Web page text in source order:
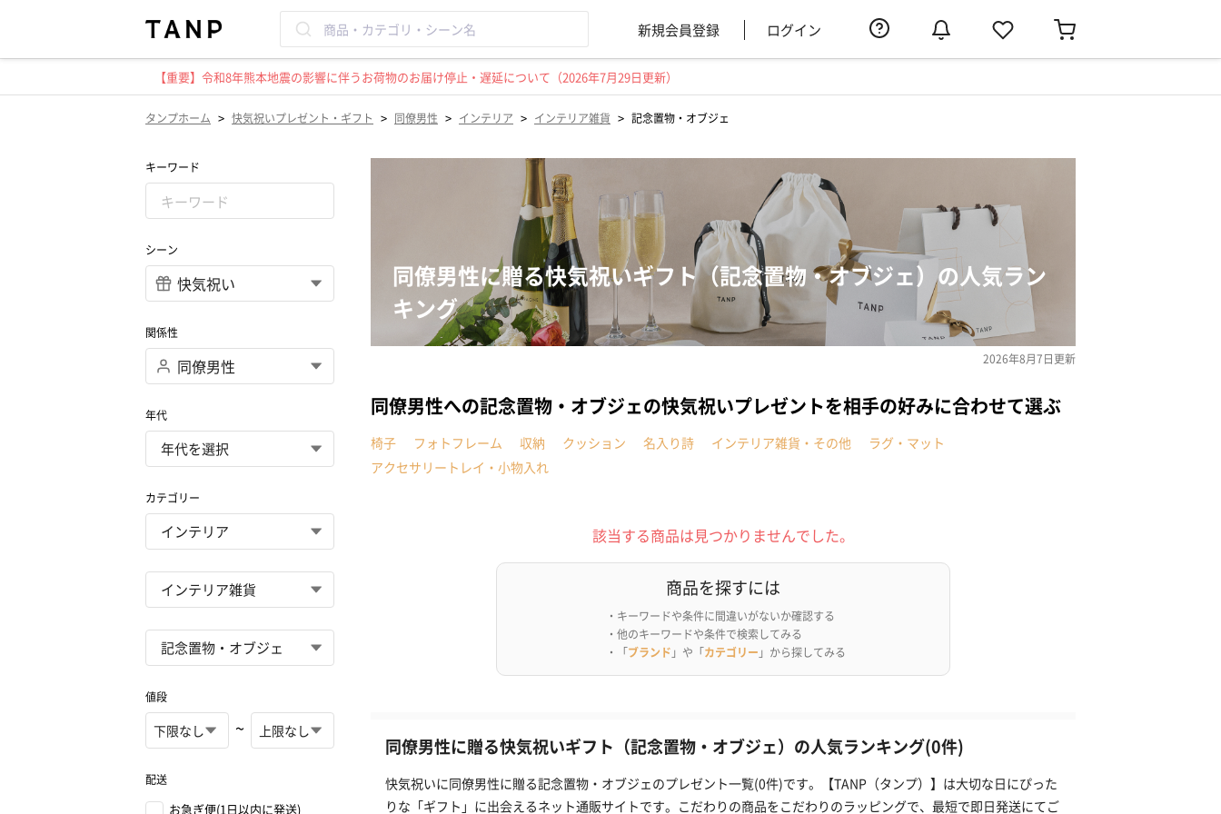
新規会員登録 ログイン
【重要】令和8年熊本地震の影響に伴うお荷物のお届け停止・遅延について（2026年7月29日更新）
タンプホーム > 快気祝いプレゼント・ギフト > 同僚男性 > インテリア > インテリア雑貨 > 記念置物・オブジェ
キーワード
シーン
関係性
年代
カテゴリー
値段
~
配送
お急ぎ便(1日以内に発送)
同僚男性に贈る快気祝いギフト（記念置物・オブジェ）の人気ラン
キング
2026年8月7日更新
同僚男性への記念置物・オブジェの快気祝いプレゼントを相手の好みに合わせて選ぶ
椅子 フォトフレーム 収納 クッション 名入り詩 インテリア雑貨・その他
ラグ・マット
アクセサリートレイ・小物入れ
該当する商品は見つかりませんでした。
商品を探すには
・キーワードや条件に間違いがないか確認する
・他のキーワードや条件で検索してみる
・「ブランド 」や「カテゴリー 」から探してみる
同僚男性に贈る快気祝いギフト（記念置物・オブジェ）の人気ランキング(0件)
快気祝いに同僚男性に贈る記念置物・オブジェのプレゼント一覧(0件)です。【TANP（タンプ）】は大切な日にぴった
りな「ギフト」に出会えるネット通販サイトです。こだわりの商品をこだわりのラッピングで、最短で即日発送にてご